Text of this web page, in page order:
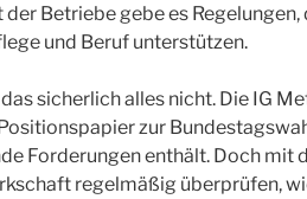
Betriebe gebe es Regelungen,
und Beruf unterstützen.
sicherlich alles nicht. Die IG
zur
Forderungen enthält. Doch mit
regelmäßig überprüfen,